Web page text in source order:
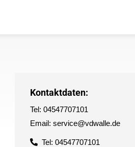
Kontaktdaten:
Tel: 04547707101
Email: service@vdwalle.de
Tel: 04547707101